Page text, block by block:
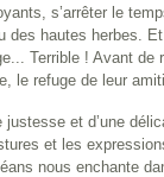
s’arrêter le
des hautes herbes.
Terrible ! Avant de
le refuge de leur
justesse et d’une
et les
nous enchante